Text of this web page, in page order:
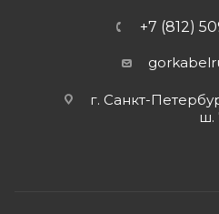
+7 (812)
г. Санкт-
ш.